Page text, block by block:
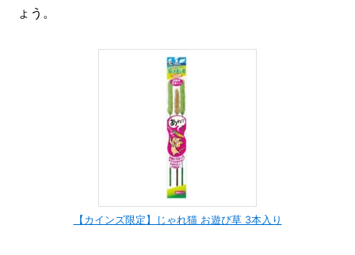
ょう。
【カインズ限定】じゃれ猫 お遊び草 3本入り